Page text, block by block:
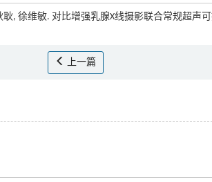
, 徐维敏. 对比增强乳腺X线摄影联合常规超声
上一篇